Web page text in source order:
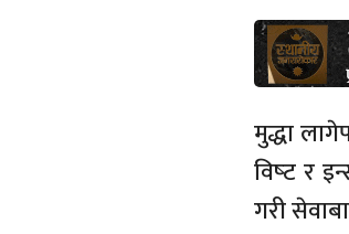
मुद्धा
विष्‍ट र
गरी